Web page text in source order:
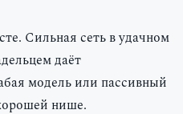
Сильная сеть в удачном
даёт
модель или пассивный
нише.